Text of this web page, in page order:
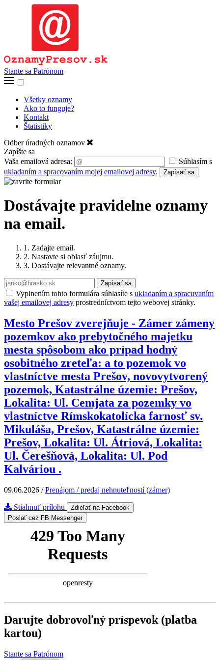
Stante sa Patrónom
Všetky oznamy
Ako to funguje?
Kontakt
Štatistiky
Odber úradných oznamov
Zapíšte sa
Vaša emailová adresa:
Súhlasím s
ukladaním a spracovaním mojej emailovej adresy. Zapísať sa
Dostávajte pravidelne oznamy
na email.
1. Zadajte email.
2. Nastavte si oblasť záujmu.
3. Dostávajte relevantné oznamy.
Zapísať sa
Vyplnením tohto formulára súhlasíte s ukladaním a spracuvaním
vašej emailovej adresy prostredníctvom tejto webovej stránky.
Mesto Prešov zverejňuje - Zámer zámeny
pozemkov ako prebytočného majetku
mesta spôsobom ako prípad hodný
osobitného zreteľa: a to pozemok vo
vlastníctve mesta Prešov, novovytvorený
pozemok, Katastrálne územie: Prešov,
Lokalita: Ul. Cemjata za pozemky vo
vlastníctve Rímskokatolícka farnosť sv.
Mikuláša, Prešov, Katastrálne územie:
Prešov, Lokalita: Ul. Átriová, Lokalita:
Ul. Čerešňová, Lokalita: Ul. Pod
Kalváriou .
09.06.2026 /Prenájom / predaj nehnuteľností (zámer)
Stiahnuť prílohu
Zdieľať na Facebook
Poslať cez FB Messenger
Darujte dobrovoľný príspevok (platba
kartou)
Stante sa Patrónom